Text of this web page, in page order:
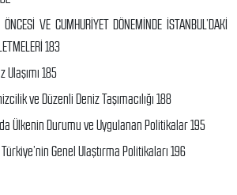
VE CUMHURİYET DÖNEMİNDE İSTANBUL’DAKİ
183
185
ve Düzenli Deniz Taşımacılığı 188
Ülkenin Durumu ve Uygulanan Politikalar 195
Genel Ulaştırma Politikaları 196